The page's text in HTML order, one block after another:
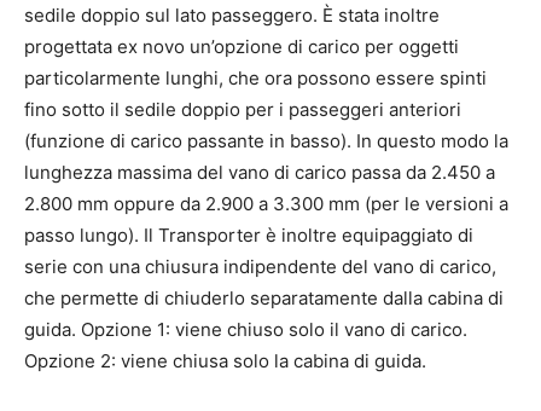
sedile doppio sul lato passeggero. È stata inoltre
progettata ex novo un’opzione di carico per oggetti
particolarmente lunghi, che ora possono essere spinti
fino sotto il sedile doppio per i passeggeri anteriori
(funzione di carico passante in basso). In questo modo la
lunghezza massima del vano di carico passa da 2.450 a
2.800 mm oppure da 2.900 a 3.300 mm (per le versioni a
passo lungo). Il Transporter è inoltre equipaggiato di
serie con una chiusura indipendente del vano di carico,
che permette di chiuderlo separatamente dalla cabina di
guida. Opzione 1: viene chiuso solo il vano di carico.
Opzione 2: viene chiusa solo la cabina di guida.